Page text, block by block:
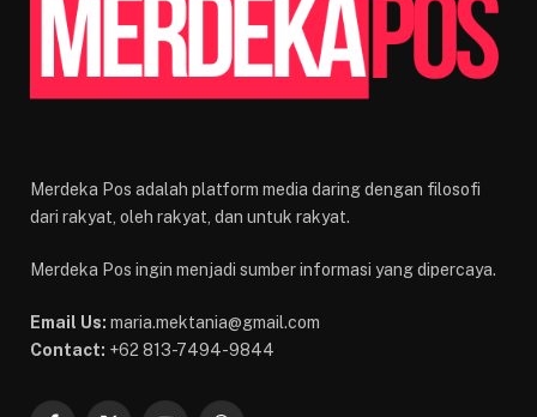
Merdeka Pos adalah platform media daring dengan filosofi
dari rakyat, oleh rakyat, dan untuk rakyat.
Merdeka Pos ingin menjadi sumber informasi yang dipercaya.
Email Us: maria.mektania@gmail.com
Contact: +62 813-7494-9844